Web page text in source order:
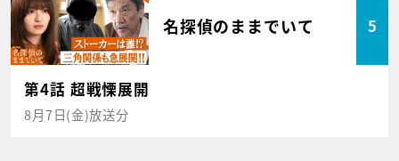
名探偵のままでいて 5
第4話 超戦慄展開
8月7日(金)放送分